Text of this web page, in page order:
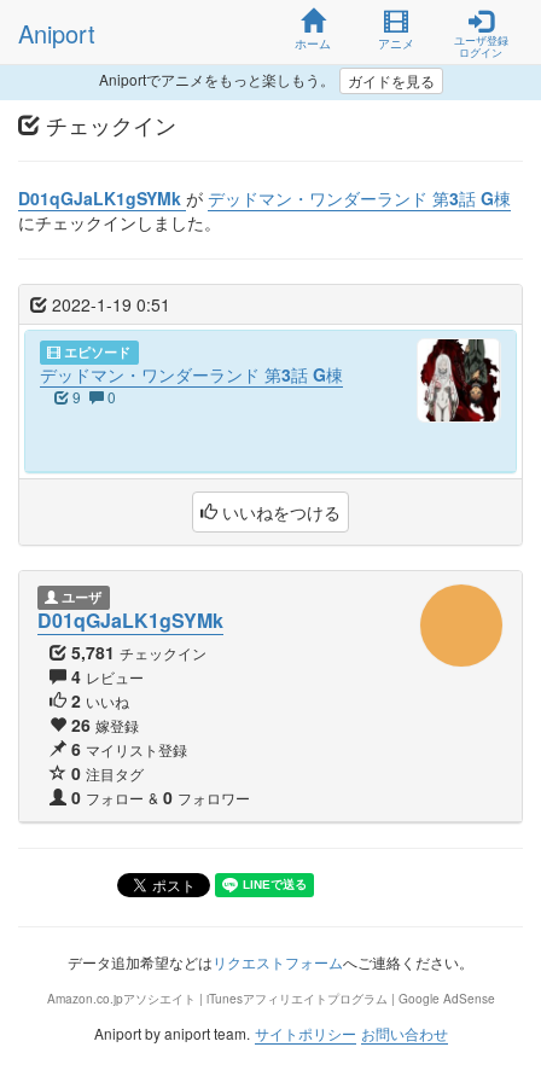
Aniport ホーム アニメ
ユーザ登録
ログイン
Aniportでアニメをもっと楽しもう。 ガイドを見る
チェックイン
D01qGJaLK1gSYMk が デッドマン・ワンダーランド 第3話 G棟
にチェックインしました。
2022-1-19 0:51
エピソード
デッドマン・ワンダーランド 第3話 G棟
9 0
いいねをつける
ユーザ
D01qGJaLK1gSYMk
5,781 チェックイン
4 レビュー
2 いいね
26 嫁登録
6 マイリスト登録
0 注目タグ
0 フォロー & 0 フォロワー
データ追加希望などはリクエストフォームへご連絡ください。
Amazon.co.jpアソシエイト | iTunesアフィリエイトプログラム | Google AdSense
Aniport by aniport team. サイトポリシー お問い合わせ